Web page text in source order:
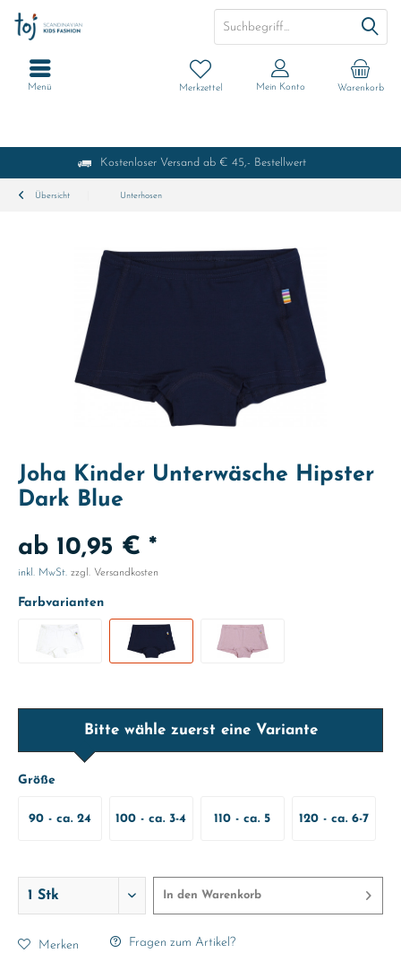
Kostenloser Versand ab € 45,- Bestellwert
Warenkorb
Merkzettel Mein Konto
Menü
Übersicht Unterhosen
Joha Kinder Unterwäsche Hipster
Dark Blue
ab 10,95 € *
inkl. MwSt. zzgl. Versandkosten
Farbvarianten
Bitte wähle zuerst eine Variante
Größe
90 - ca. 24 100 - ca. 3-4 110 - ca. 5 120 - ca. 6-7
In den Warenkorb
Merken Fragen zum Artikel?